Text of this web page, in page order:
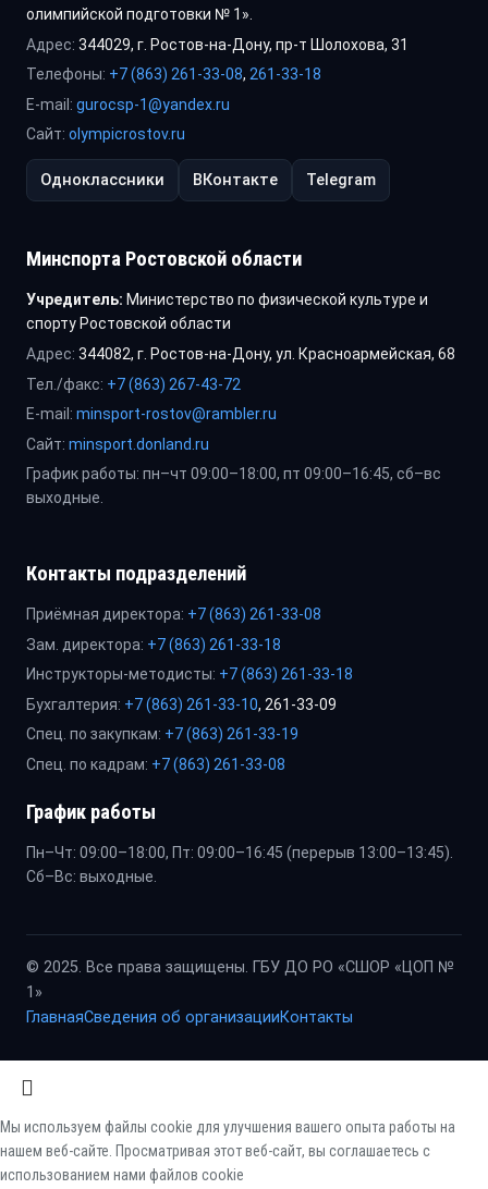
олимпийской подготовки № 1».
Адрес: 344029, г. Ростов-на-Дону, пр-т Шолохова, 31
Телефоны: +7 (863) 261-33-08, 261-33-18
E-mail: gurocsp-1@yandex.ru
Сайт: olympicrostov.ru
Одноклассники ВКонтакте Telegram
Минспорта Ростовской области
Учредитель: Министерство по физической культуре и
спорту Ростовской области
Адрес: 344082, г. Ростов-на-Дону, ул. Красноармейская, 68
Тел./факс: +7 (863) 267-43-72
E-mail: minsport-rostov@rambler.ru
Сайт: minsport.donland.ru
График работы: пн–чт 09:00–18:00, пт 09:00–16:45, сб–вс
выходные.
Контакты подразделений
Приёмная директора: +7 (863) 261-33-08
Зам. директора: +7 (863) 261-33-18
Инструкторы-методисты: +7 (863) 261-33-18
Бухгалтерия: +7 (863) 261-33-10, 261-33-09
Спец. по закупкам: +7 (863) 261-33-19
Спец. по кадрам: +7 (863) 261-33-08
График работы
Пн–Чт: 09:00–18:00, Пт: 09:00–16:45 (перерыв 13:00–13:45).
Сб–Вс: выходные.
© 2025. Все права защищены. ГБУ ДО РО «СШОР «ЦОП №
1»
ГлавнаяСведения об организацииКонтакты
Мы используем файлы cookie для улучшения вашего опыта работы на
нашем веб-сайте. Просматривая этот веб-сайт, вы соглашаетесь с
использованием нами файлов cookie